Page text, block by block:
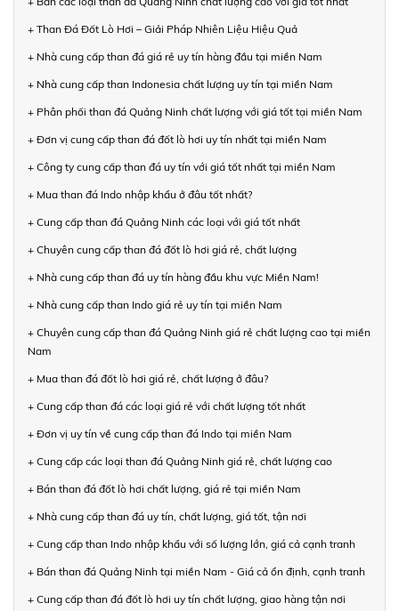
+ Than Đá Đốt Lò Hơi – Giải Pháp Nhiên Liệu Hiệu Quả
+ Nhà cung cấp than đá giá rẻ uy tín hàng đầu tại miền Nam
+ Nhà cung cấp than Indonesia chất lượng uy tín tại miền Nam
+ Phân phối than đá Quảng Ninh chất lượng với giá tốt tại miền Nam
+ Đơn vị cung cấp than đá đốt lò hơi uy tín nhất tại miền Nam
+ Công ty cung cấp than đá uy tín với giá tốt nhất tại miền Nam
+ Mua than đá Indo nhập khẩu ở đâu tốt nhất?
+ Cung cấp than đá Quảng Ninh các loại với giá tốt nhất
+ Chuyên cung cấp than đá đốt lò hơi giá rẻ, chất lượng
+ Nhà cung cấp than đá uy tín hàng đầu khu vực Miền Nam!
+ Nhà cung cấp than Indo giá rẻ uy tín tại miền Nam
+ Chuyên cung cấp than đá Quảng Ninh giá rẻ chất lượng cao tại miền
Nam
+ Mua than đá đốt lò hơi giá rẻ, chất lượng ở đâu?
+ Cung cấp than đá các loại giá rẻ với chất lượng tốt nhất
+ Đơn vị uy tín về cung cấp than đá Indo tại miền Nam
+ Cung cấp các loại than đá Quảng Ninh giá rẻ, chất lượng cao
+ Bán than đá đốt lò hơi chất lượng, giá rẻ tại miền Nam
+ Nhà cung cấp than đá uy tín, chất lượng, giá tốt, tận nơi
+ Cung cấp than Indo nhập khẩu với số lượng lớn, giá cả cạnh tranh
+ Bán than đá Quảng Ninh tại miền Nam - Giá cả ổn định, cạnh tranh
+ Cung cấp than đá đốt lò hơi uy tín chất lượng, giao hàng tận nơi